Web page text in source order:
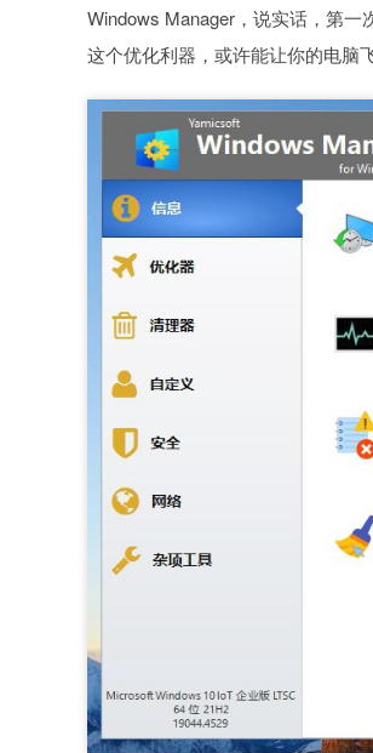
Windows Manager，说实话，第
这个优化利器，或许能让你的电脑